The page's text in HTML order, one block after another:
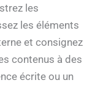
les
les éléments
et consignez
contenus à des
écrite ou un